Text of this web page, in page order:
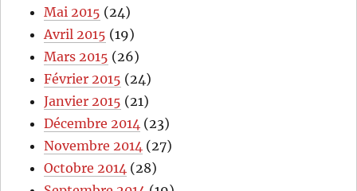
Mai 2015 (24)
Avril 2015 (19)
Mars 2015 (26)
Février 2015 (24)
Janvier 2015 (21)
Décembre 2014 (23)
Novembre 2014 (27)
Octobre 2014 (28)